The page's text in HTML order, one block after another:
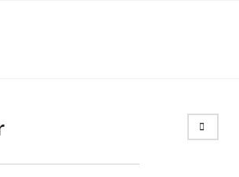
Search